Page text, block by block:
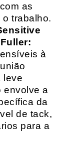
as
trabalho.
à
leve
envolve a
da
de tack,
para a